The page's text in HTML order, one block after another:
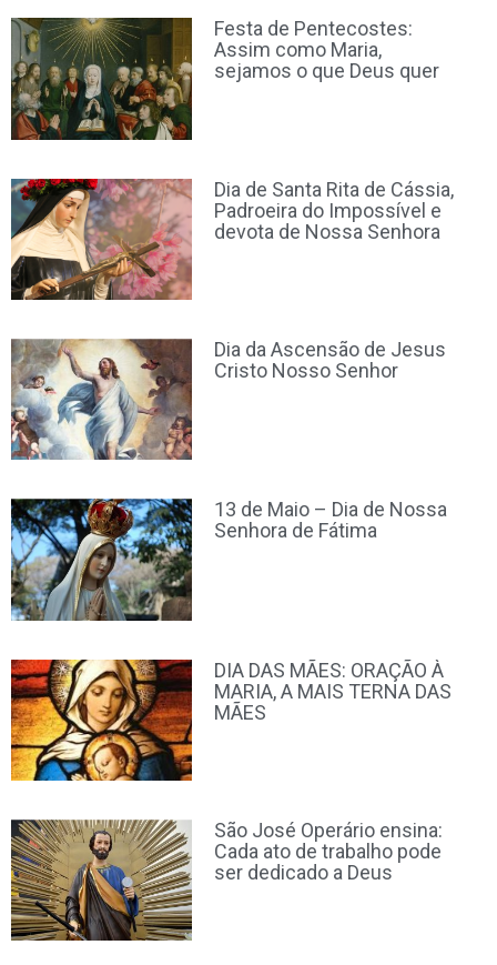
Festa de Pentecostes:
Assim como Maria,
sejamos o que Deus quer
Dia de Santa Rita de Cássia,
Padroeira do Impossível e
devota de Nossa Senhora
Dia da Ascensão de Jesus
Cristo Nosso Senhor
13 de Maio – Dia de Nossa
Senhora de Fátima
DIA DAS MÃES: ORAÇÃO À
MARIA, A MAIS TERNA DAS
MÃES
São José Operário ensina:
Cada ato de trabalho pode
ser dedicado a Deus